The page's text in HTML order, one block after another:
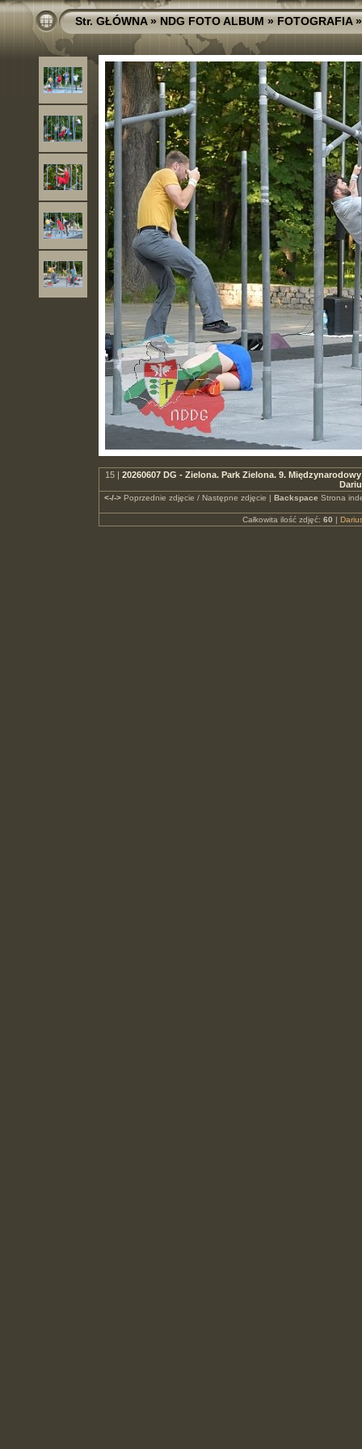
Str. GŁÓWNA»NDG FOTO ALBUM»FOTOGRAFIA
15 | 20260607 DG - Zielona. Park Zielona. 9.
<-/->Poprzednie zdjęcie / Następne zdjęcie | Backspace Strona
Całkowita ilość zdjęć: 60 |